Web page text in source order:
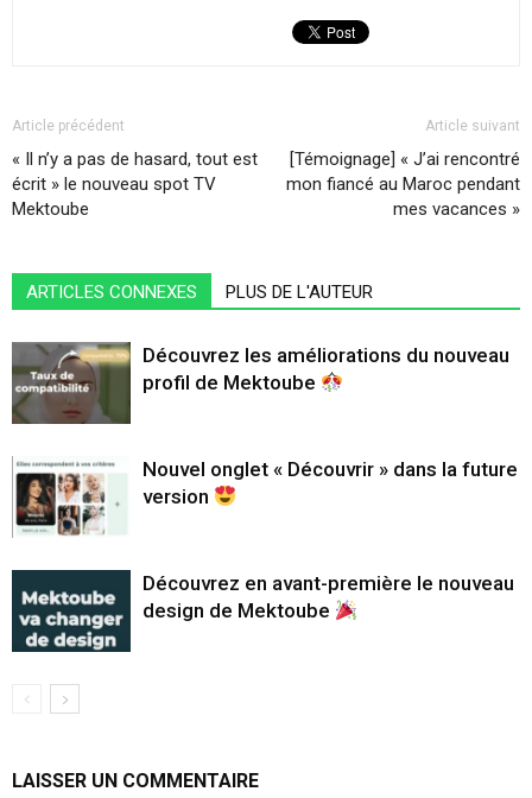
Article précédent
« Il n’y a pas de hasard, tout est
écrit » le nouveau spot TV
Mektoube
Article suivant
[Témoignage] « J’ai rencontré
mon fiancé au Maroc pendant
mes vacances »
ARTICLES CONNEXES PLUS DE L'AUTEUR
Découvrez les améliorations du nouveau
profil de Mektoube
Nouvel onglet « Découvrir » dans la future
version
Découvrez en avant-première le nouveau
design de Mektoube
LAISSER UN COMMENTAIRE